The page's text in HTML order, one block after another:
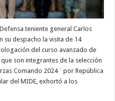
teniente general Carlos
su despacho la visita de 14
del curso avanzado de
son integrantes de la selección
Comando 2024¨ por República
del MIDE, exhortó a los